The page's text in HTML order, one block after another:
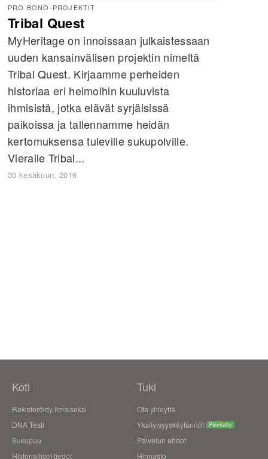
PRO BONO-PROJEKTIT
Tribal Quest
MyHeritage on innoissaan julkaistessaan
uuden kansainvälisen projektin nimeltä
Tribal Quest. Kirjaamme perheiden
historiaa eri heimoihin kuuluvista
ihmisistä, jotka elävät syrjäisissä
paikoissa ja tallennamme heidän
kertomuksensa tuleville sukupolville.
Vieraile Tribal...
30 kesäkuun, 2016
Koti
Rekisteröidy ilmaiseksi
DNA Testi
Sukupuu
Historialliset tiedot
Tuki
Ota yhteyttä
Yksityisyyskäytännöt
Päivitetty
Palvelun ehdot
Hinnasto